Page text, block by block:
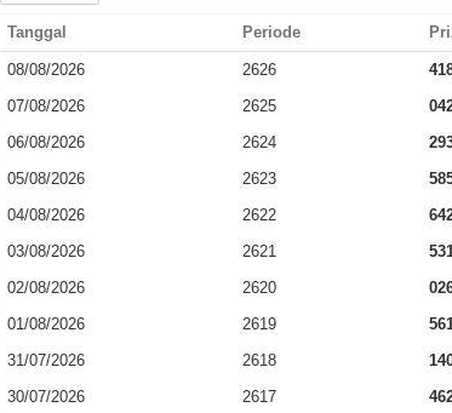
Tanggal Periode
08/08/2026 2626
07/08/2026
2625
06/08/2026
2624
05/08/2026
2623
04/08/2026
2622
03/08/2026
2621
02/08/2026
2620
01/08/2026
2619
31/07/2026
2618
30/07/2026
2617